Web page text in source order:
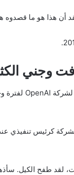
أن هذا هو ما قصدوه
وجني
كرئيس تنفيذي
لقد طفح الكيل.